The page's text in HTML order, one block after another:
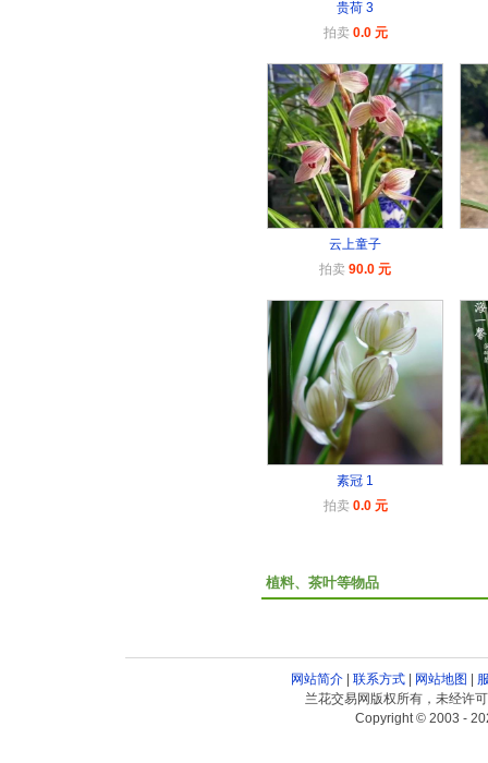
贵荷 3
拍卖 0.0 元
云上童子
拍卖 90.0 元
素冠 1
拍卖 0.0 元
植料、茶叶等物品
网站简介| 联系方式| 网站地图 |
兰花交易网版权所有，未经许
Copyright © 2003 -